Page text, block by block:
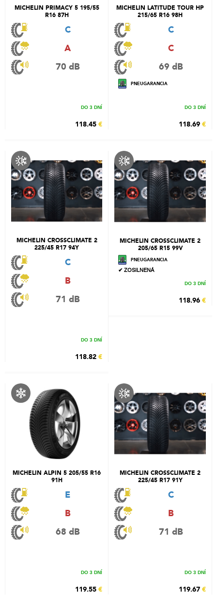
MICHELIN PRIMACY 5 195/55
R16 87H
C
A
70 dB
DO 3 DNÍ
118.45 €
MICHELIN LATITUDE TOUR HP
215/65 R16 98H
C
C
69 dB
PNEUGARANCIA
DO 3 DNÍ
118.69 €
MICHELIN CROSSCLIMATE 2
225/45 R17 94Y
C
B
71 dB
DO 3 DNÍ
118.82 €
MICHELIN CROSSCLIMATE 2
205/65 R15 99V
PNEUGARANCIA
✔ ZOSILNENÁ
DO 3 DNÍ
118.96 €
MICHELIN ALPIN 5 205/55 R16
91H
E
B
68 dB
DO 3 DNÍ
119.55 €
MICHELIN CROSSCLIMATE 2
225/45 R17 91Y
C
B
71 dB
DO 3 DNÍ
119.67 €